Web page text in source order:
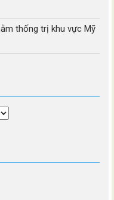
thống trị khu vực Mỹ